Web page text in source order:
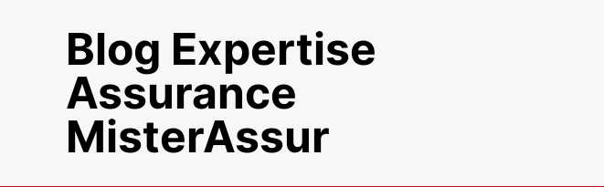
Blog Expertise
Assurance
MisterAssur